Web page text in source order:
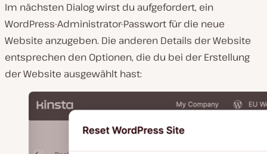
Im nächsten Dialog wirst du aufgefordert, ein
WordPress-Administrator-Passwort für die neue
Website anzugeben. Die anderen Details der Website
entsprechen den Optionen, die du bei der Erstellung
der Website ausgewählt hast: